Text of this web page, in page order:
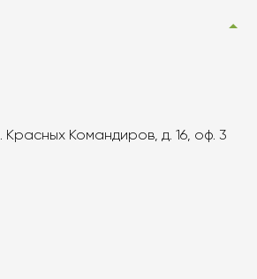
Красных Командиров, д. 16, оф. 3